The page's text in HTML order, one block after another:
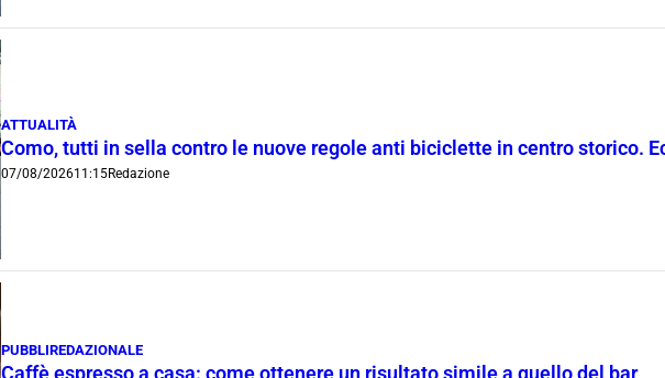
ATTUALITÀ
Como, tutti in sella contro le nuove regole anti biciclette in centro storico.
07/08/202611:15Redazione
PUBBLIREDAZIONALE